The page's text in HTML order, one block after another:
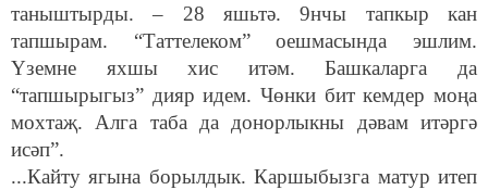
таныштырды. – 28 яшьтә. 9нчы тапкыр кан
тапшырам. “Таттелеком” оешмасында эшлим.
Үземне яхшы хис итәм. Башкаларга да
“тапшырыгыз” дияр идем. Чөнки бит кемдер моңа
мохтаҗ. Алга таба да донорлыкны дәвам итәргә
исәп”.
...Кайту ягына борылдык. Каршыбызга матур итеп